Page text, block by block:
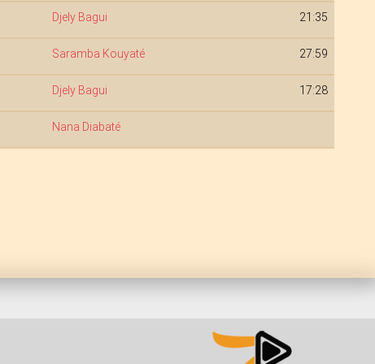
Djely Bagui 21:35
Saramba Kouyaté 27:59
Djely Bagui 17:28
Nana Diabaté